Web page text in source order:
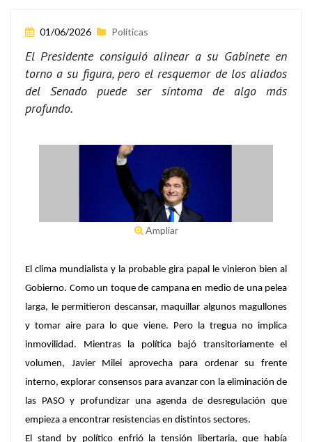
01/06/2026 Políticas
El Presidente consiguió alinear a su Gabinete en
torno a su figura, pero el resquemor de los aliados
del Senado puede ser síntoma de algo más
profundo.
Ampliar
El clima mundialista y la probable gira papal le vinieron bien al
Gobierno. Como un toque de campana en medio de una pelea
larga, le permitieron descansar, maquillar algunos magullones
y tomar aire para lo que viene. Pero la tregua no implica
inmovilidad. Mientras la política bajó transitoriamente el
volumen, Javier Milei aprovecha para ordenar su frente
interno, explorar consensos para avanzar con la eliminación de
las PASO y profundizar una agenda de desregulación que
empieza a encontrar resistencias en distintos sectores.
El stand by político enfrió la tensión libertaria, que había